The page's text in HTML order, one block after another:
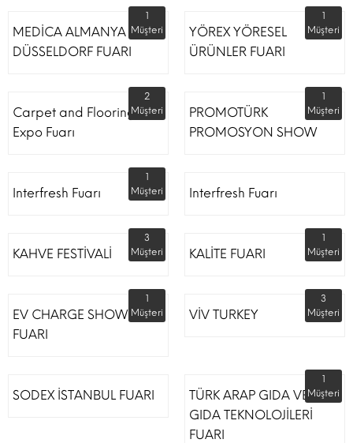
MEDİCA ALMANYA
DÜSSELDORF FUARI
1
Müşteri
YÖREX YÖRESEL
ÜRÜNLER FUARI
1
Müşteri
Carpet and Flooring
Expo Fuarı
2
Müşteri
PROMOTÜRK
PROMOSYON SHOW
1
Müşteri
Interfresh Fuarı
1
Müşteri
Interfresh Fuarı
KAHVE FESTİVALİ
3
Müşteri
KALİTE FUARI
1
Müşteri
EV CHARGE SHOW
FUARI
1
Müşteri
VİV TURKEY
3
Müşteri
SODEX İSTANBUL FUARI
TÜRK ARAP GIDA VE
GIDA TEKNOLOJİLERİ
FUARI
1
Müşteri